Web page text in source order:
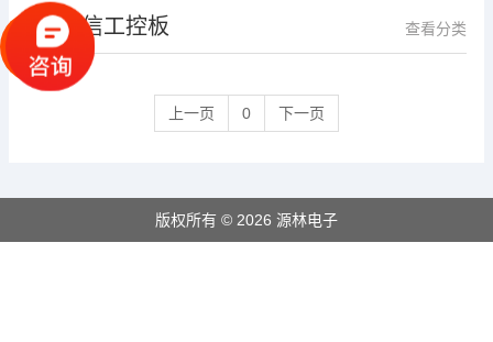
通信工控板 查看分类
上一页 0 下一页
版权所有 © 2026 源林电子